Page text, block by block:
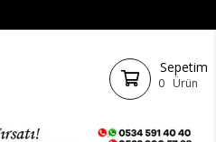
Sepetim
0 Ürün